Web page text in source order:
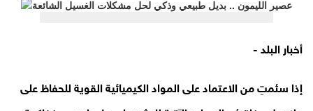
أخبار البلد -
إذا سئمتِ من الاعتماد على المواد الكيميائية القوية للحفاظ على